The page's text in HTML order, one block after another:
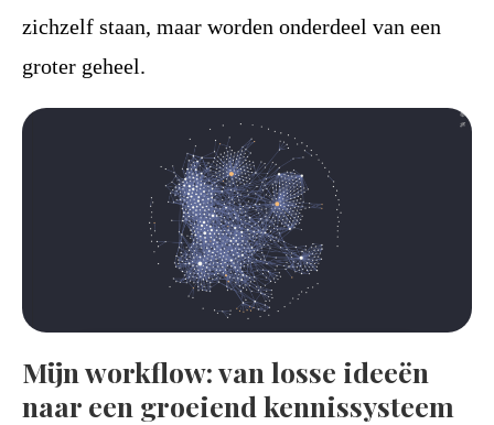
zichzelf staan, maar worden onderdeel van een
groter geheel.
Mijn workflow: van losse ideeën
naar een groeiend kennissysteem